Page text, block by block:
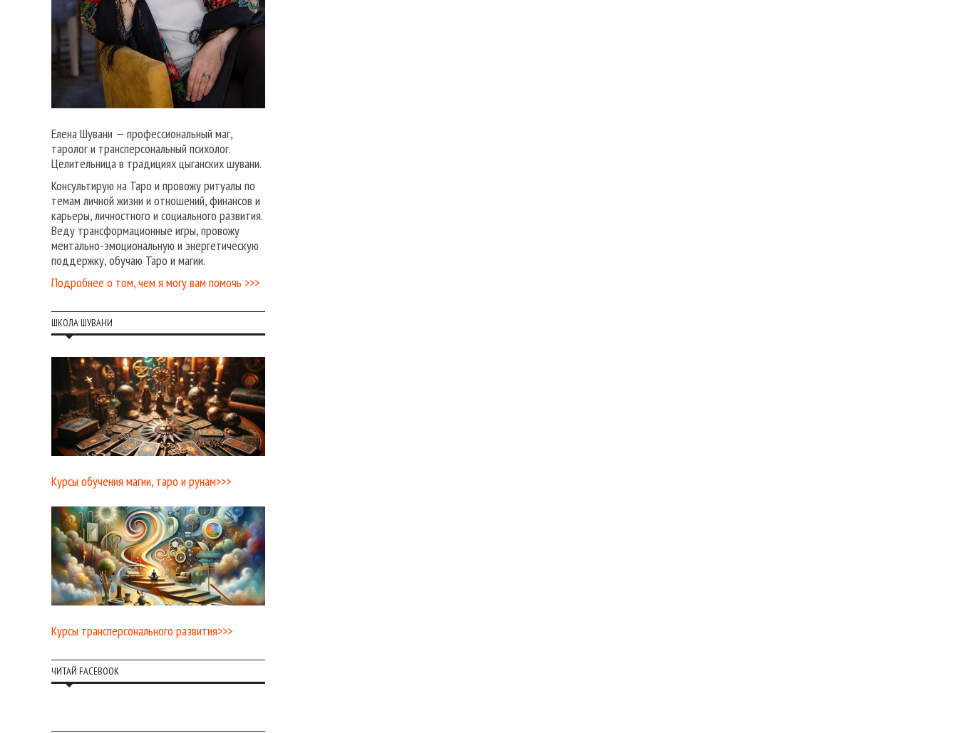
Елена Шувани — профессиональный маг,
таролог и трансперсональный психолог.
Целительница в традициях цыганских шувани.
Консультирую на Таро и провожу ритуалы по
темам личной жизни и отношений, финансов и
карьеры, личностного и социального развития.
Веду трансформационные игры, провожу
ментально-эмоциональную и энергетическую
поддержку, обучаю Таро и магии.
Подробнее о том, чем я могу вам помочь >>>
ШКОЛА ШУВАНИ
Курсы обучения магии, таро и рунам>>>
Курсы трансперсонального развития>>>
ЧИТАЙ FACEBOOK